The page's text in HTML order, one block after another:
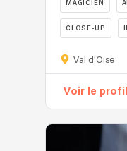
MAGICIEN
CLOSE-UP
MENTALISTE
si
invités
Val d'Oise
Voir le profil